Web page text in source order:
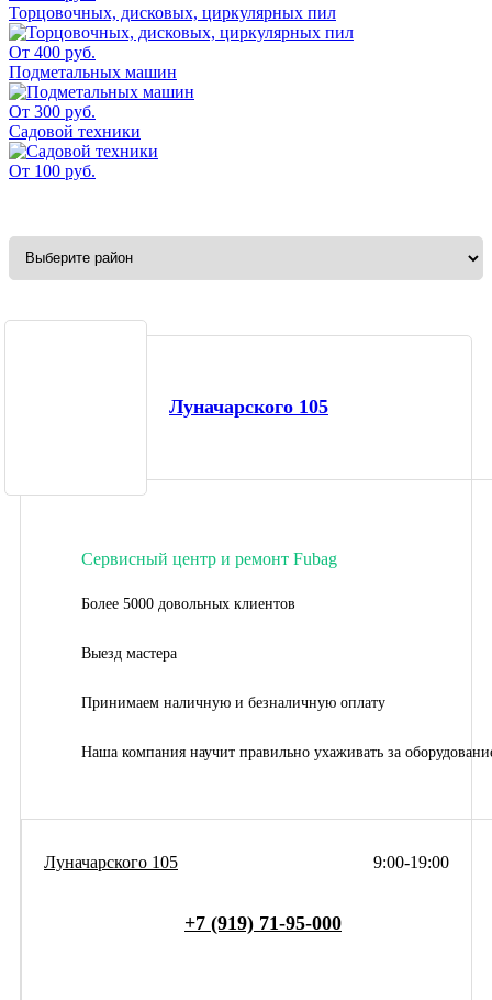
Торцовочных, дисковых, циркулярных пил
От 400 руб.
Подметальных машин
От 300 руб.
Садовой техники
От 100 руб.
Луначарского 105
Сервисный центр и ремонт Fubag
Более 5000 довольных клиентов
Выезд мастера
Принимаем наличную и безналичную оплату
Наша компания научит правильно ухаживать за
9:00-19:00
Луначарского 105
+7 (919) 71-95-000